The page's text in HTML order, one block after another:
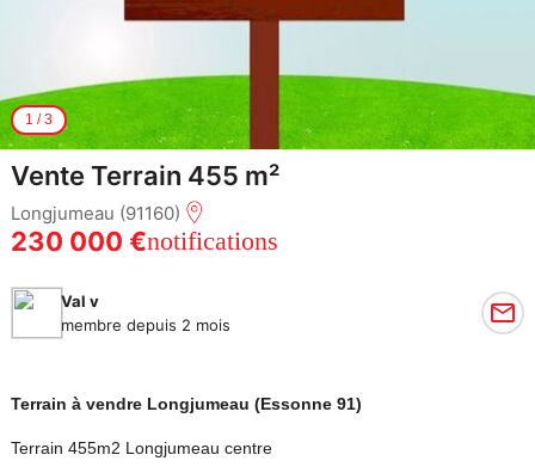
1 /3
Vente Terrain 455 m²
Longjumeau (91160)
230 000 €notifications
Val v
membre depuis 2 mois
Terrain à vendre Longjumeau (Essonne 91)
Terrain 455m2 Longjumeau centre